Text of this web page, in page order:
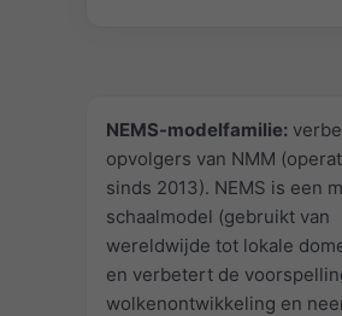
NEMS-modelfamilie:
opvolgers van NMM
sinds 2013). NEMS is een
schaalmodel (gebruikt van
wereldwijde tot lokale
en verbetert de
wolkenontwikkeling en